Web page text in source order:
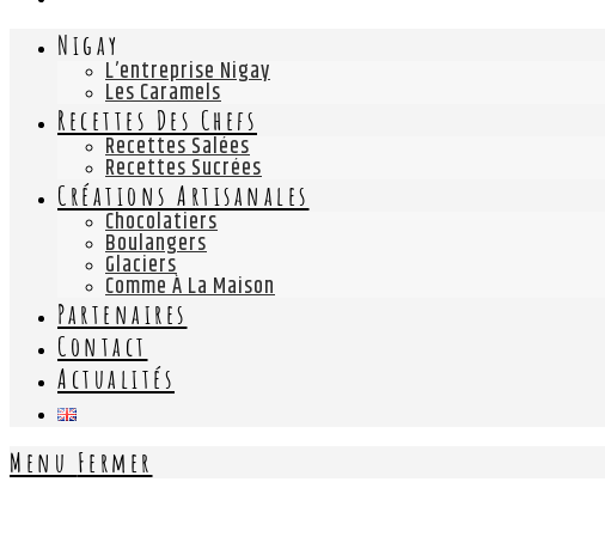
Nigay
L’entreprise Nigay
Les Caramels
Recettes Des Chefs
Recettes Salées
Recettes Sucrées
Créations Artisanales
Chocolatiers
Boulangers
Glaciers
Comme À La Maison
Partenaires
Contact
Actualités
Menu Fermer